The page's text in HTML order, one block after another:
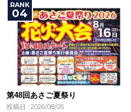
第48回あさご夏祭り
投稿日 : 2026/08/05